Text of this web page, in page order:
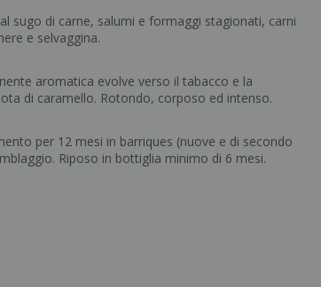
sugo di carne, salumi e formaggi stagionati, carni
e selvaggina.
aromatica evolve verso il tabacco e la
di caramello. Rotondo, corposo ed intenso.
per 12 mesi in barriques (nuove e di secondo
Riposo in bottiglia minimo di 6 mesi.